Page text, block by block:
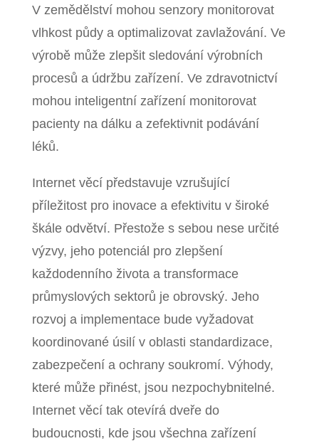
V zemědělství mohou senzory monitorovat
vlhkost půdy a optimalizovat zavlažování. Ve
výrobě může zlepšit sledování výrobních
procesů a údržbu zařízení. Ve zdravotnictví
mohou inteligentní zařízení monitorovat
pacienty na dálku a zefektivnit podávání
léků.
Internet věcí představuje vzrušující
příležitost pro inovace a efektivitu v široké
škále odvětví. Přestože s sebou nese určité
výzvy, jeho potenciál pro zlepšení
každodenního života a transformace
průmyslových sektorů je obrovský. Jeho
rozvoj a implementace bude vyžadovat
koordinované úsilí v oblasti standardizace,
zabezpečení a ochrany soukromí. Výhody,
které může přinést, jsou nezpochybnitelné.
Internet věcí tak otevírá dveře do
budoucnosti, kde jsou všechna zařízení